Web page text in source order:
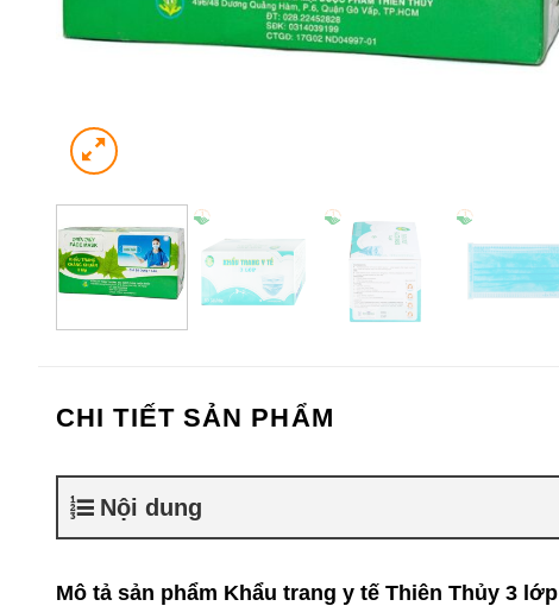
CHI TIẾT SẢN PHẨM
Nội dung
Mô tả sản phẩm Khẩu trang y tế Thiên Thủy 3 lớp